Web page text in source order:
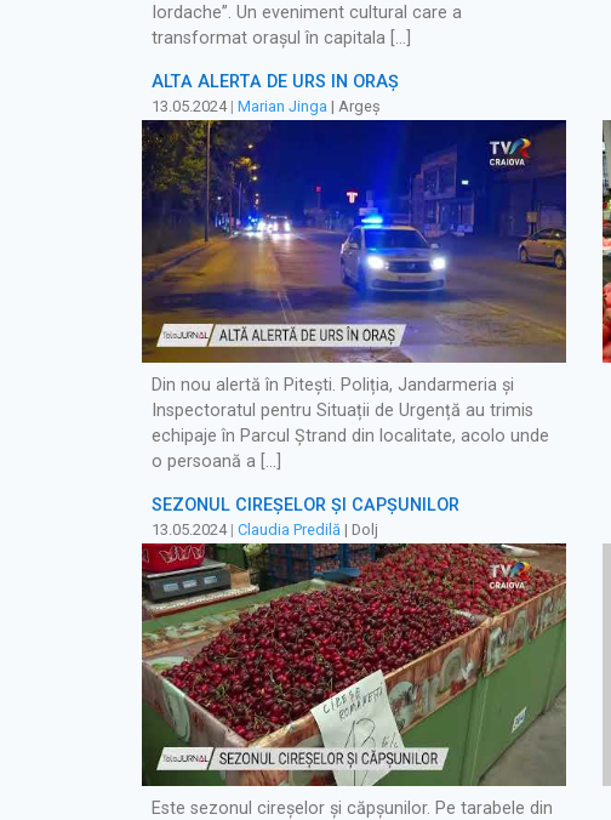
Iordache”. Un eveniment cultural care a
transformat oraşul în capitala […]
ALTĂ ALERTĂ DE URS ÎN ORAȘ
13.05.2024| Marian Jinga | Argeș
Din nou alertă în Pitești. Poliția, Jandarmeria și
Inspectoratul pentru Situații de Urgență au trimis
echipaje în Parcul Ștrand din localitate, acolo unde
o persoană a […]
SEZONUL CIREȘELOR ȘI CĂPȘUNILOR
13.05.2024| Claudia Predilă | Dolj
Este sezonul cireșelor și căpșunilor. Pe tarabele din